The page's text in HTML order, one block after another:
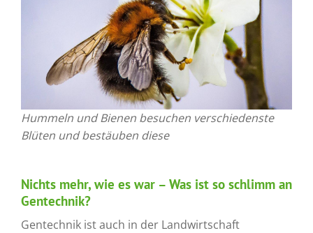
Hummeln und Bienen besuchen verschiedenste
Blüten und bestäuben diese
Nichts mehr, wie es war – Was ist so schlimm an
Gentechnik?
Gentechnik ist auch in der Landwirtschaft